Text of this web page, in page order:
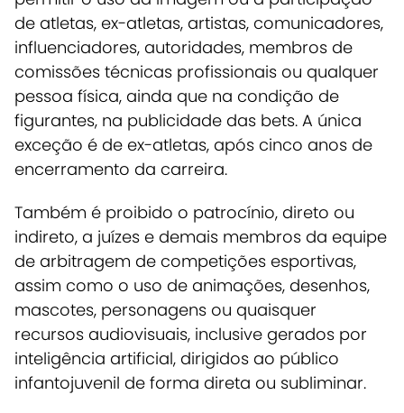
de atletas, ex-atletas, artistas, comunicadores,
influenciadores, autoridades, membros de
comissões técnicas profissionais ou qualquer
pessoa física, ainda que na condição de
figurantes, na publicidade das bets. A única
exceção é de ex-atletas, após cinco anos de
encerramento da carreira.
Também é proibido o patrocínio, direto ou
indireto, a juízes e demais membros da equipe
de arbitragem de competições esportivas,
assim como o uso de animações, desenhos,
mascotes, personagens ou quaisquer
recursos audiovisuais, inclusive gerados por
inteligência artificial, dirigidos ao público
infantojuvenil de forma direta ou subliminar.